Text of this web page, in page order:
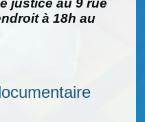
justice au 9 rue
à 18h au